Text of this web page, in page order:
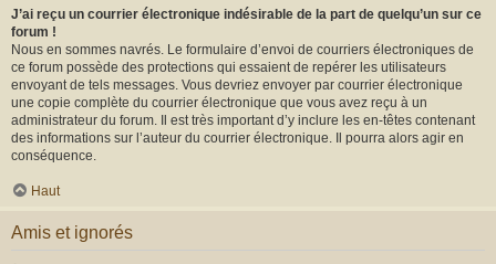
J’ai reçu un courrier électronique indésirable de la part de quelqu’un sur ce
forum !
Nous en sommes navrés. Le formulaire d’envoi de courriers électroniques de
ce forum possède des protections qui essaient de repérer les utilisateurs
envoyant de tels messages. Vous devriez envoyer par courrier électronique
une copie complète du courrier électronique que vous avez reçu à un
administrateur du forum. Il est très important d’y inclure les en-têtes contenant
des informations sur l’auteur du courrier électronique. Il pourra alors agir en
conséquence.
Haut
Amis et ignorés